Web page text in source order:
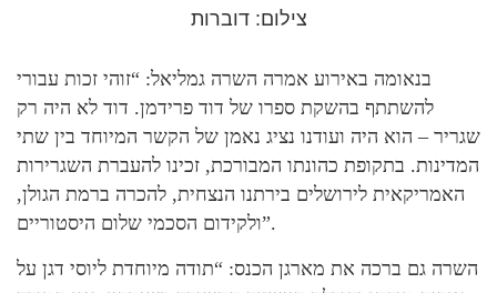
צילום: דוברות
בנאומה באירוע אמרה השרה גמליאל: “זוהי זכות עבורי
להשתתף בהשקת ספרו של דוד פרידמן. דוד לא היה רק
שגריר – הוא היה ועודנו נציג נאמן של הקשר המיוחד בין שתי
המדינות. בתקופת כהונתו המבורכת, זכינו להעברת השגרירות
האמריקאית לירושלים בירתנו הנצחית, להכרה ברמת הגולן,
ולקידום הסכמי שלום היסטוריים”.
השרה גם ברכה את מארגן הכנס: “תודה מיוחדת ליוסי דגן על